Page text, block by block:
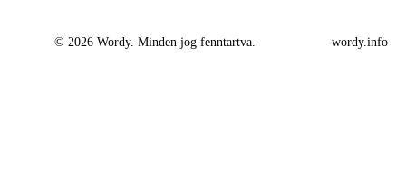
© 2026 Wordy. Minden jog fenntartva. wordy.info